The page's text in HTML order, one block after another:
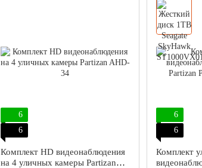
6
6
Комплект HD видеонаблюдения
на 4 уличных камеры Partizan
6
6
Комплект